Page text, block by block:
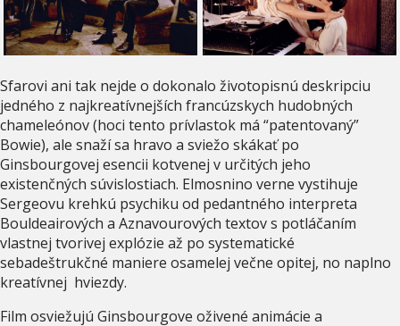
Sfarovi ani tak nejde o dokonalo životopisnú deskripciu
jedného z najkreatívnejších francúzskych hudobných
chameleónov (hoci tento prívlastok má “patentovaný”
Bowie), ale snaží sa hravo a sviežo skákať po
Ginsbourgovej esencii kotvenej v určitých jeho
existenčných súvislostiach. Elmosnino verne vystihuje
Sergeovu krehkú psychiku od pedantného interpreta
Bouldeairových a Aznavourových textov s potláčaním
vlastnej tvorivej explózie až po systematické
sebadeštrukčné maniere osamelej večne opitej, no naplno
kreatívnej hviezdy.
Film osviežujú Ginsbourgove oživené animácie a